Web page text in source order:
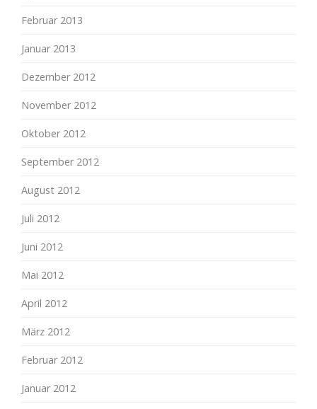
Februar 2013
Januar 2013
Dezember 2012
November 2012
Oktober 2012
September 2012
August 2012
Juli 2012
Juni 2012
Mai 2012
April 2012
März 2012
Februar 2012
Januar 2012